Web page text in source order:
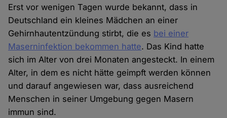
Erst vor wenigen Tagen wurde bekannt, dass in
Deutschland ein kleines Mädchen an einer
Gehirnhautentzündung stirbt, die es bei einer
Maserninfektion bekommen hatte. Das Kind hatte
sich im Alter von drei Monaten angesteckt. In einem
Alter, in dem es nicht hätte geimpft werden können
und darauf angewiesen war, dass ausreichend
Menschen in seiner Umgebung gegen Masern
immun sind.